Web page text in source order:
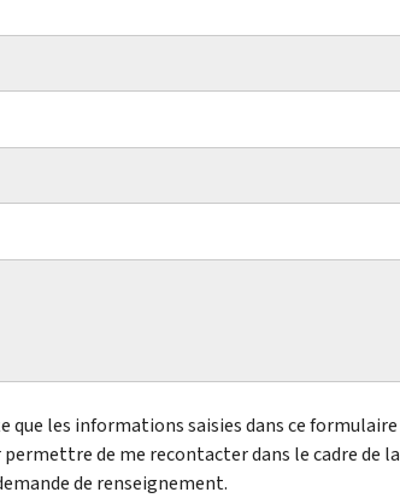
les informations saisies dans ce formulaire
de me recontacter dans le cadre de la
de renseignement.